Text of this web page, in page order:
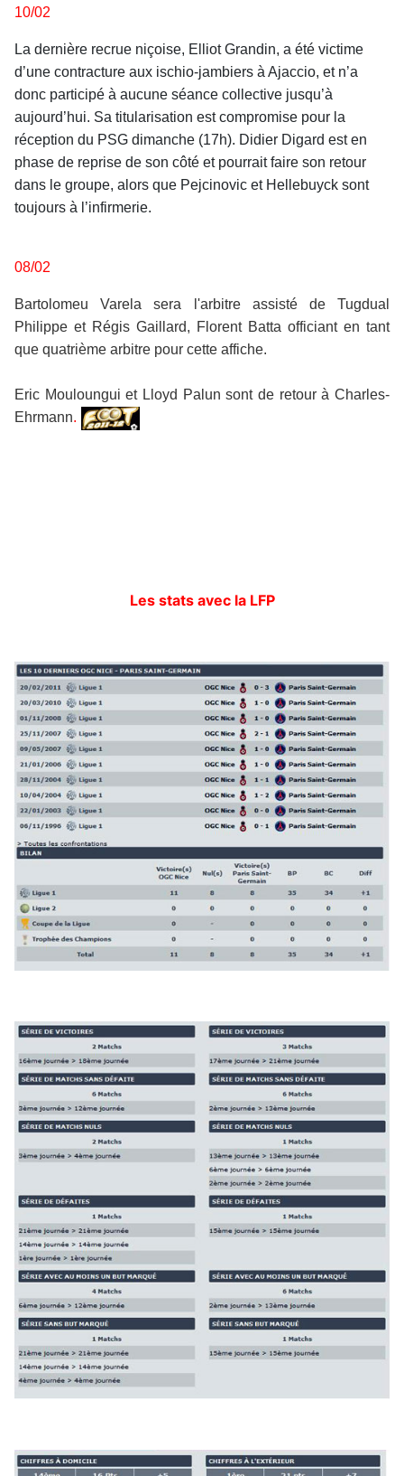
10/02
La dernière recrue niçoise, Elliot Grandin, a été victime
d’une contracture aux ischio-jambiers à Ajaccio, et n’a
donc participé à aucune séance collective jusqu’à
aujourd’hui. Sa titularisation est compromise pour la
réception du PSG dimanche (17h). Didier Digard est en
phase de reprise de son côté et pourrait faire son retour
dans le groupe, alors que Pejcinovic et Hellebuyck sont
toujours à l’infirmerie.
08/02
Bartolomeu Varela sera l'arbitre assisté de Tugdual
Philippe et Régis Gaillard, Florent Batta officiant en tant
que quatrième arbitre pour cette affiche.
Eric Mouloungui et Lloyd Palun sont de retour à Charles-
Ehrmann.
Les stats avec la LFP